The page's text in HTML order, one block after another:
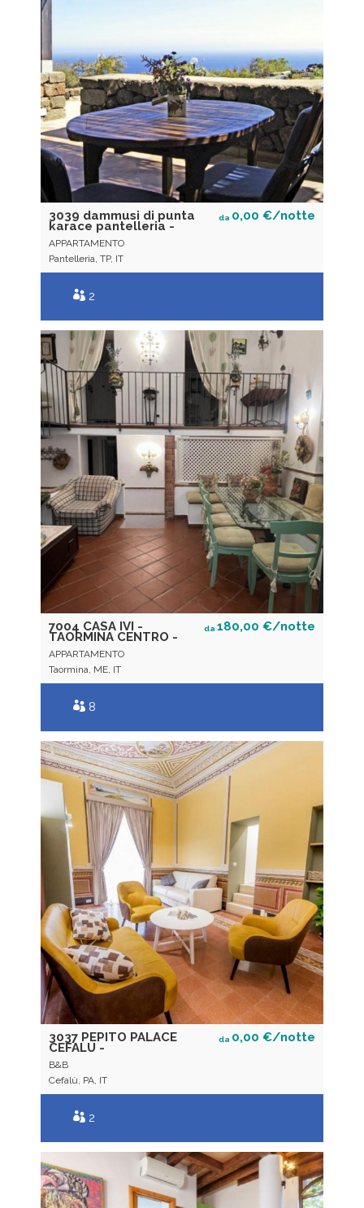
3039 dammusi di punta
karace pantelleria -
da 0,00 €/notte
APPARTAMENTO
Pantelleria, TP, IT
2
7004 CASA IVI -
TAORMINA CENTRO -
da 180,00 €/notte
APPARTAMENTO
Taormina, ME, IT
8
3037 PEPITO PALACE
CEFALU -
da 0,00 €/notte
B&B
Cefalù, PA, IT
2